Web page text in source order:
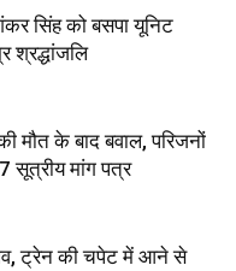
सिंह को बसपा यूनिट
श्रद्धांजलि
मौत के बाद बवाल, परिजनों
सूत्रीय मांग पत्र
ट्रेन की चपेट में आने से